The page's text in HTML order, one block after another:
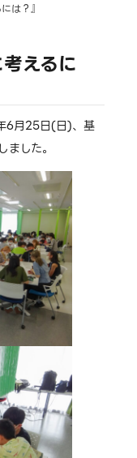
は？』
えるに
6月25日(日)、基
した。